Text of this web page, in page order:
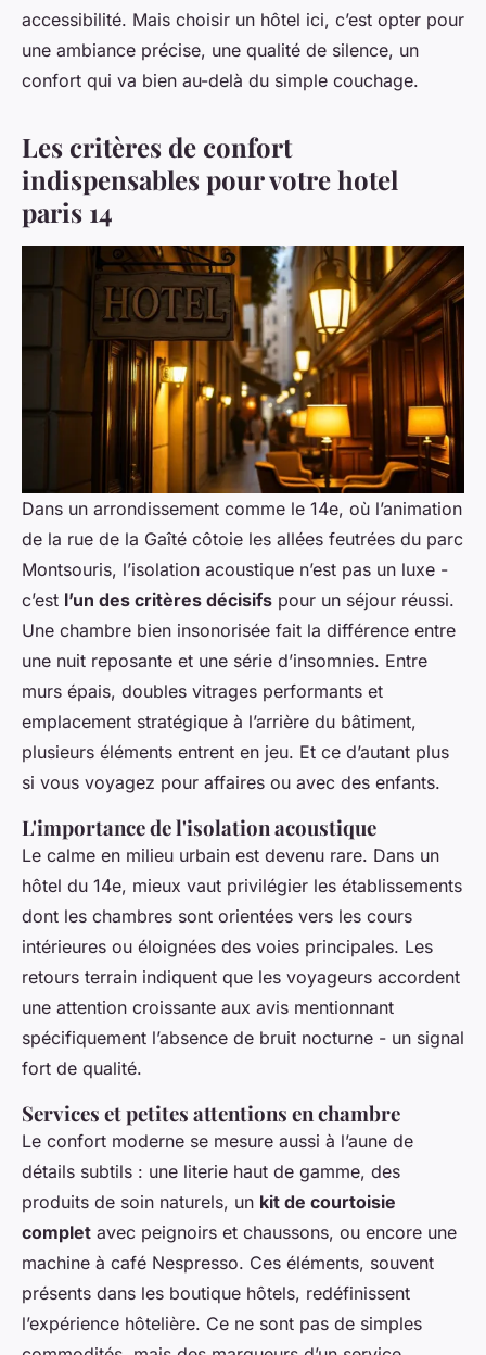
accessibilité. Mais choisir un hôtel ici, c’est opter pour
une ambiance précise, une qualité de silence, un
confort qui va bien au-delà du simple couchage.
Les critères de confort
indispensables pour votre hotel
paris 14
Dans un arrondissement comme le 14e, où l’animation
de la rue de la Gaîté côtoie les allées feutrées du parc
Montsouris, l’isolation acoustique n’est pas un luxe -
c’est l’un des critères décisifs pour un séjour réussi.
Une chambre bien insonorisée fait la différence entre
une nuit reposante et une série d’insomnies. Entre
murs épais, doubles vitrages performants et
emplacement stratégique à l’arrière du bâtiment,
plusieurs éléments entrent en jeu. Et ce d’autant plus
si vous voyagez pour affaires ou avec des enfants.
L'importance de l'isolation acoustique
Le calme en milieu urbain est devenu rare. Dans un
hôtel du 14e, mieux vaut privilégier les établissements
dont les chambres sont orientées vers les cours
intérieures ou éloignées des voies principales. Les
retours terrain indiquent que les voyageurs accordent
une attention croissante aux avis mentionnant
spécifiquement l’absence de bruit nocturne - un signal
fort de qualité.
Services et petites attentions en chambre
Le confort moderne se mesure aussi à l’aune de
détails subtils : une literie haut de gamme, des
produits de soin naturels, un kit de courtoisie
complet avec peignoirs et chaussons, ou encore une
machine à café Nespresso. Ces éléments, souvent
présents dans les boutique hôtels, redéfinissent
l’expérience hôtelière. Ce ne sont pas de simples